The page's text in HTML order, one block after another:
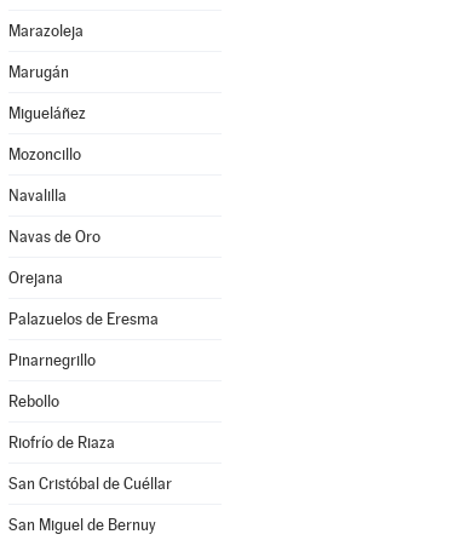
Marazoleja
Marugán
Migueláñez
Mozoncillo
Navalilla
Navas de Oro
Orejana
Palazuelos de Eresma
Pinarnegrillo
Rebollo
Riofrío de Riaza
San Cristóbal de Cuéllar
San Miguel de Bernuy